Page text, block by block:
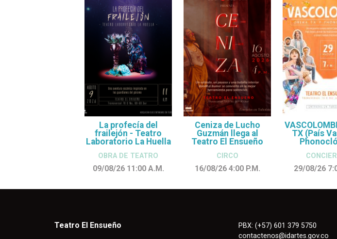
La profecía del
frailejón - Teatro
Laboratorio La Huella
OBRA DE TEATRO
09/08/26 11:00 A.M.
Ceniza de Lucho
Guzmán llega al
Teatro El Ensueño
CIRCO
16/08/26 4:00 P.M.
TX (País
29/08/26
Teatro El Ensueño
PBX: (+57) 601 379 5750
contactenos@idartes.gov.co